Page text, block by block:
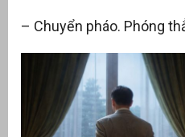
– Chuyển pháo. Phóng